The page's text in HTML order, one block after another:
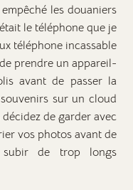
les douaniers
le téléphone que je
téléphone incassable
prendre un appareil-
avant de passer la
sur un cloud
de garder avec
vos photos avant de
de trop longs